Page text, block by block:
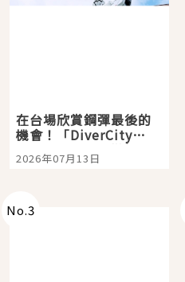
在台場欣賞鋼彈最後的
機會！「DiverCity
Tokyo Plaza」搭船、
購物、美食及夜景，一
2026年07月13日
No.3